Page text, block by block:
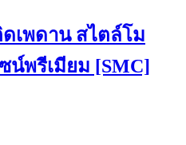
เพดาน สไตล์โม
น์พรีเมียม [SMC]